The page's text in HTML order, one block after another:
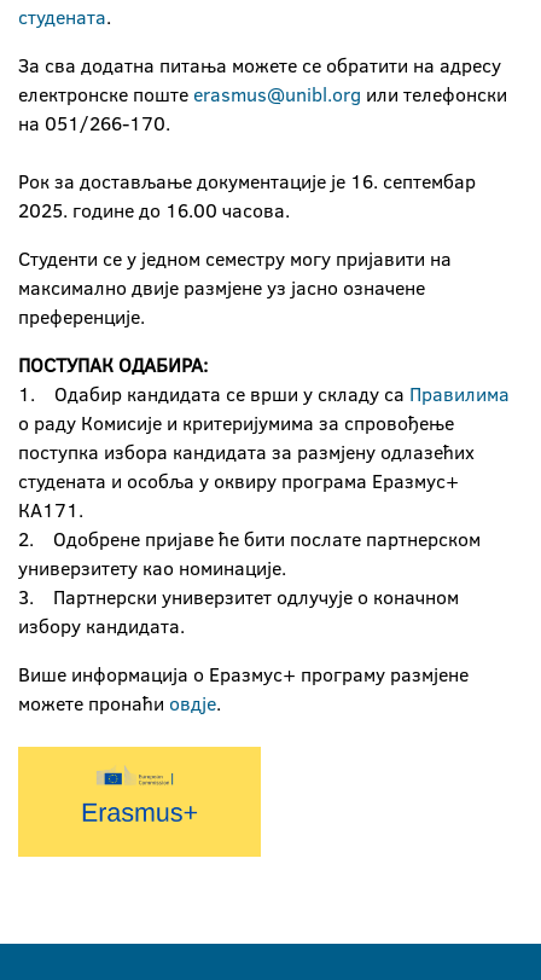
студената.
За сва додатна питања можете се обратити на адресу
електронске поште erasmus@unibl.org или телефонски
на 051/266-170.
Рок за достављање документације је 16. септембар
2025. године до 16.00 часова.
Студенти се у једном семестру могу пријавити на
максимално двије размјене уз јасно означене
преференције.
ПОСТУПАК ОДАБИРА:
1. Одабир кандидата се врши у складу са Правилима
о раду Комисије и критеријумима за спровођење
поступка избора кандидата за размјену одлазећих
студената и особља у оквиру програма Еразмус+
КА171.
2. Одобрене пријаве ће бити послате партнерском
универзитету као номинације.
3. Партнерски универзитет одлучује о коначном
избору кандидата.
Више информација о Еразмус+ програму размјене
можете пронаћи овдје.